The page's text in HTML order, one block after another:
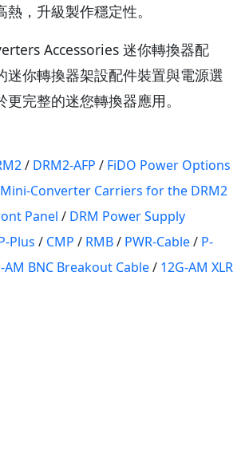
，升級製作穩定性。
Accessories 迷你轉換器配
迷你轉換器架設配件裝置與電源選
完整的迷您轉換器應用。
/ DRM2-AFP / FiDO Power Options
Mini-Converter Carriers for the DRM2
Panel / DRM Power Supply
Plus / CMP / RMB/ PWR-Cable/ P-
AM BNC Breakout Cable/ 12G-AM XLR